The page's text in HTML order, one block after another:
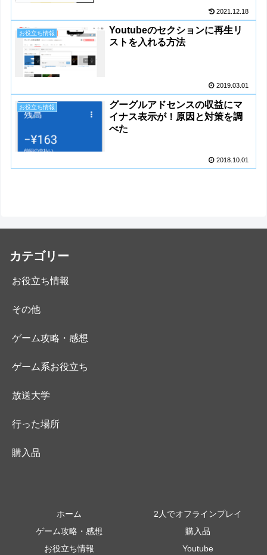
2021.12.18
お役立ち情報
Youtubeのセクションに再生リ
ストを入れる方法
2019.03.01
お役立ち情報
グーグルアドセンスの収益にマ
イナス表示が！原因と対策を調
べた
2018.10.01
カテゴリー
お役立ち情報
その他
ゲーム攻略・感想
ゲーム系お役立ち
放送大学
行った場所
購入品
ホーム
2人でオフラインプレイ
ゲーム攻略・感想
購入品
お役立ち情報
Youtube